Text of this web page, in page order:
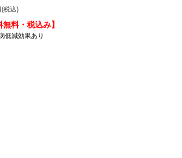
(税込)
無料・税込み】
低減効果あり